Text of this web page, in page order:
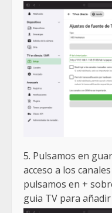
5. Pulsamos en
acceso a los
pulsamos en +
guia TV para